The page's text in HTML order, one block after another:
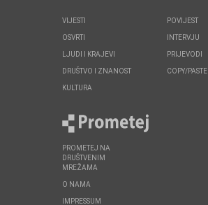
VIJESTI
OSVRTI
LJUDI I KRAJEVI
DRUŠTVO I ZNANOST
KULTURA
POVIJEST
INTERVJU
PRIJEVODI
COPY/PASTE
PROMETEJ NA
DRUŠTVENIM
MREŽAMA
O NAMA
IMPRESSUM